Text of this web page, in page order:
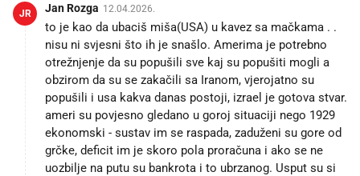
JR Jan Rozga 12.04.2026.
to je kao da ubaciš miša(USA) u kavez sa mačkama . .
nisu ni svjesni što ih je snašlo. Amerima je potrebno
otrežnjenje da su popušili sve kaj su popušiti mogli a
obzirom da su se zakačili sa Iranom, vjerojatno su
popušili i usa kakva danas postoji, izrael je gotova stvar.
ameri su povjesno gledano u goroj situaciji nego 1929
ekonomski - sustav im se raspada, zaduženi su gore od
grčke, deficit im je skoro pola proračuna i ako se ne
uozbilje na putu su bankrota i to ubrzanog. Usput su si